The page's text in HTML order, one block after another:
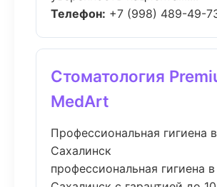
Телефон: +7 (998) 489-49-
Стоматология
MedArt
Профессиональная
Сахалинск
профессиональная гигиена